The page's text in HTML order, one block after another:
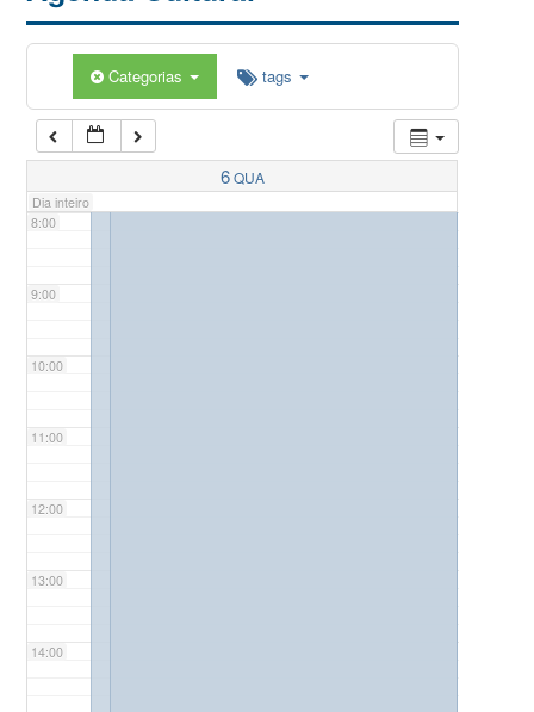
Categorias tags
6QUA
Dia inteiro
5:00
7:00
8:00
9:00
10:00
11:00
12:00
13:00
14:00